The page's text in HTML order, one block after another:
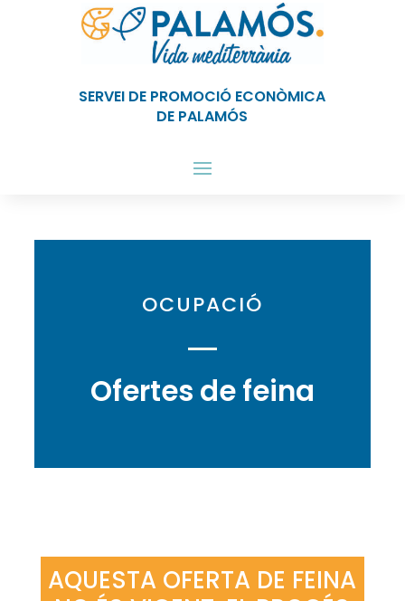
SERVEI DE PROMOCIÓ ECONÒMICA
DE PALAMÓS
OCUPACIÓ
Ofertes defeina
AQUESTA OFERTA DE FEINA